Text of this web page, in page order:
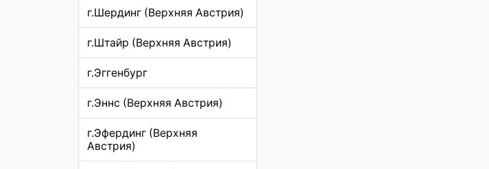
г.Шердинг (Верхняя Австрия)
г.Штайр (Верхняя Австрия)
г.Эггенбург
г.Эннс (Верхняя Австрия)
г.Эфердинг (Верхняя
Австрия)